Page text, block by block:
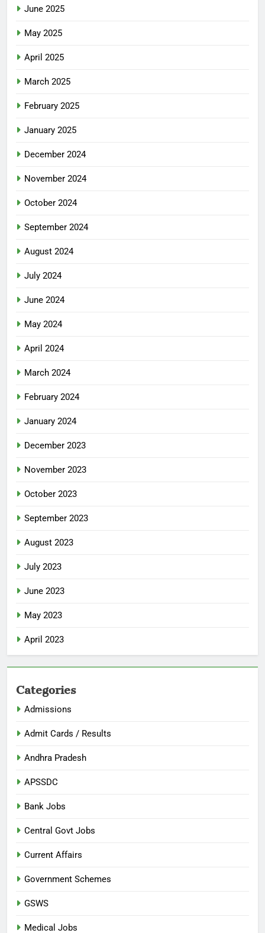
June 2025
May 2025
April 2025
March 2025
February 2025
January 2025
December 2024
November 2024
October 2024
September 2024
August 2024
July 2024
June 2024
May 2024
April 2024
March 2024
February 2024
January 2024
December 2023
November 2023
October 2023
September 2023
August 2023
July 2023
June 2023
May 2023
April 2023
Categories
Admissions
Admit Cards / Results
Andhra Pradesh
APSSDC
Bank Jobs
Central Govt Jobs
Current Affairs
Government Schemes
GSWS
Medical Jobs